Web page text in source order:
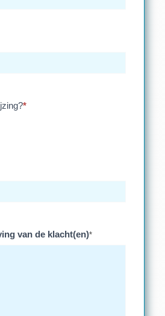
*
van de klacht(en)*